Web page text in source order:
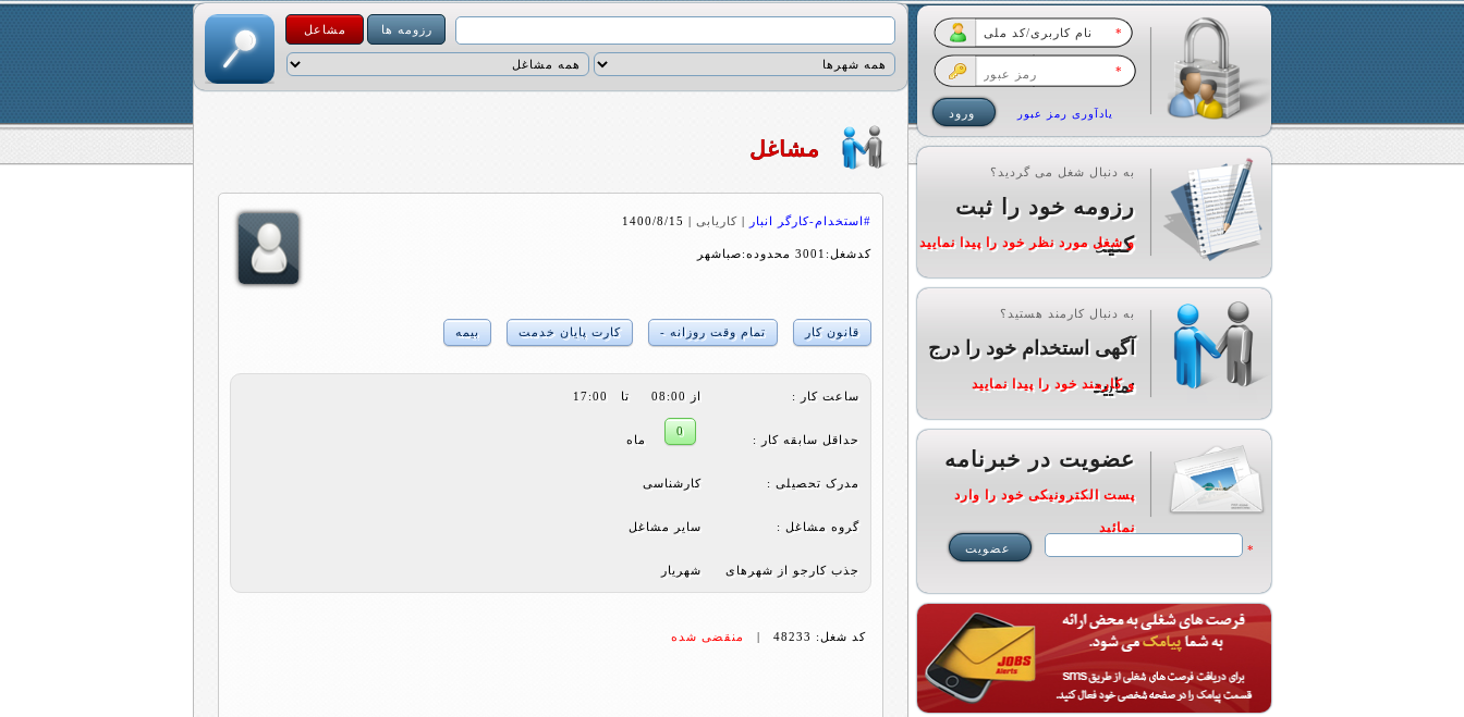
مشاعل رزومه ها
مشاغل
#استخدام-کارگر انبار | کاریابی|
1400/8/15
کدشغل:3001 محدوده:صباشهر
قانون کار تمام وقت روزانه - کارت پایان خدمت بیمه
ساعت کار : از 08:00 تا 17:00
حداقل سابقه کار :
0
ماه
مدرک تحصیلی : کارشناسی
گروه مشاغل : ساير مشاغل
جذب کارجو از شهرهای شهریار
کد شغل: 48233 | منقضی شده
*
*
یادآوری رمز عبور
به دنبال شغل می گردید؟
رزومه خود را ثبت
کنید
و شغل مورد نظر خود را پیدا نمایید
به دنبال کارمند هستید؟
آگهی استخدام خود را درج
نمایید
و کارمند خود را پیدا نمایید
عضویت در خبرنامه
پست الکترونیکی خود را وارد
نمائید
*